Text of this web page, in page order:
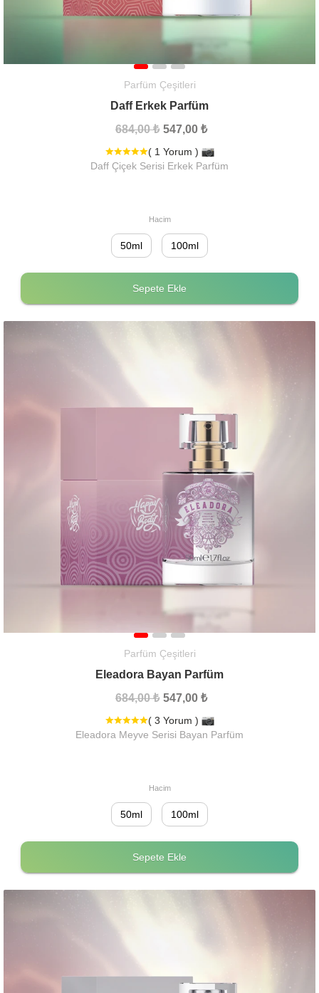
Parfüm Çeşitleri
Daff Erkek Parfüm
684,00 ₺ 547,00 ₺
( 1 Yorum )
Daff Çiçek Serisi Erkek Parfüm
Hacim
50ml 100ml
Sepete Ekle
Parfüm Çeşitleri
Eleadora Bayan Parfüm
684,00 ₺ 547,00 ₺
( 3 Yorum )
Eleadora Meyve Serisi Bayan Parfüm
Hacim
50ml 100ml
Sepete Ekle